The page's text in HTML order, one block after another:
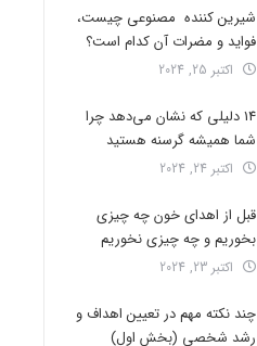
شیرین کننده مصنوعی چیست،
فواید و مضرات آن کدام است؟
اکتبر 25, 2024
14 دلیلی که نشان می‌دهد چرا
شما همیشه گرسنه هستید
اکتبر 24, 2024
قبل از اهدای خون چه چیزی
بخوریم و چه چیزی نخوریم
اکتبر 23, 2024
چند نکته مهم در تعیین اهداف و
رشد شخصی (بخش اول)